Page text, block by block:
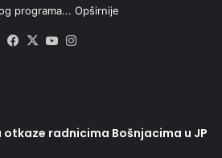
programa... Opširnije
Facebook
X YouTube
radnicima Bošnjacima u JP